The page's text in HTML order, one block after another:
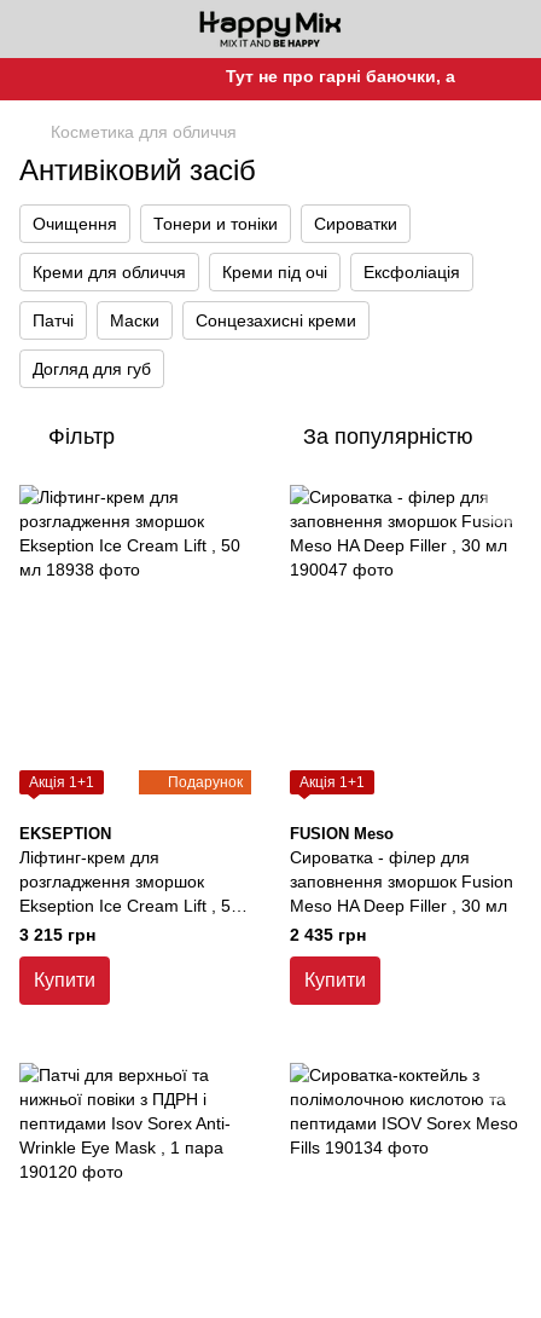
Тут не про гарні баночки, а про гарну
Косметика для обличчя
Антивіковий засіб
Очищення Тонери и тоніки Сироватки
Креми для обличчя Креми під очі Ексфоліація
Патчі Маски Сонцезахисні креми
Догляд для губ
Фільтр За популярністю
Подарунок
Акція 1+1
EKSEPTION
Ліфтинг-крем для
розгладження зморшок
Ekseption Ice Cream Lift , 50
мл
3 215 грн
Купити
Акція 1+1
FUSION Meso
Сироватка - філер для
заповнення зморшок Fusion
Meso HA Deep Filler , 30 мл
2 435 грн
Купити